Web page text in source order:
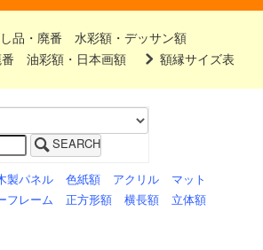
品・廃番 水彩額・デッサン額
番 油彩額・日本画額
額縁サイズ表
SEARCH
製パネル 色紙額 アクリル
マット
フレーム 正方形額 横長額 立体額